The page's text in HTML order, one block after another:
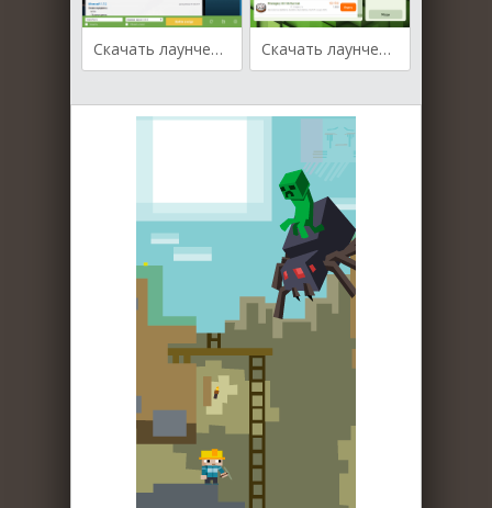
Скачать лаунчер TLauncher Скачать лаунчер mLauncher